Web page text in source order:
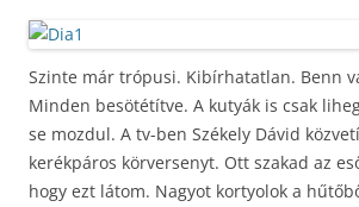
Szinte már trópusi. Kibírhatatlan. Benn
Minden besötétítve. A kutyák is csak
se mozdul. A tv-ben Székely Dávid
kerékpáros körversenyt. Ott szakad az
hogy ezt látom. Nagyot kortyolok a